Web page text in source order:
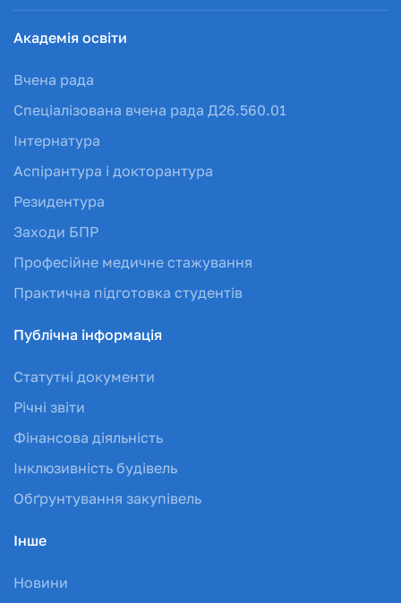
Академія освіти
Вчена рада
Спеціалізована вчена рада Д26.560.01
Інтернатура
Аспірантура і докторантура
Резидентура
Заходи БПР
Професійне медичне стажування
Практична підготовка студентів
Публічна інформація
Статутні документи
Річні звіти
Фінансова діяльність
Інклюзивність будівель
Обґрунтування закупівель
Інше
Новини